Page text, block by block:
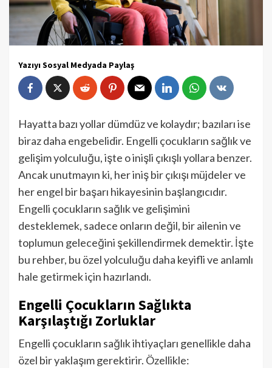
Yazıyı Sosyal Medyada Paylaş
Hayatta bazı yollar dümdüz ve kolaydır; bazıları ise
biraz daha engebelidir. Engelli çocukların sağlık ve
gelişim yolculuğu, işte o inişli çıkışlı yollara benzer.
Ancak unutmayın ki, her iniş bir çıkışı müjdeler ve
her engel bir başarı hikayesinin başlangıcıdır.
Engelli çocukların sağlık ve gelişimini
desteklemek, sadece onların değil, bir ailenin ve
toplumun geleceğini şekillendirmek demektir. İşte
bu rehber, bu özel yolculuğu daha keyifli ve anlamlı
hale getirmek için hazırlandı.
Engelli Çocukların Sağlıkta
Karşılaştığı Zorluklar
Engelli çocukların sağlık ihtiyaçları genellikle daha
özel bir yaklaşım gerektirir. Özellikle: